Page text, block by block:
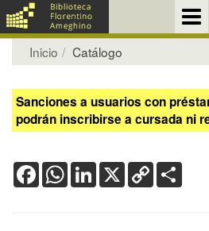
Inicio Catálogo
Sanciones a usuarios con
podrán inscribirse a cursada ni
FacebookWhatsApp
LinkedIn
X Copy
Link